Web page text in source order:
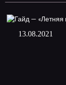
13.08.2021